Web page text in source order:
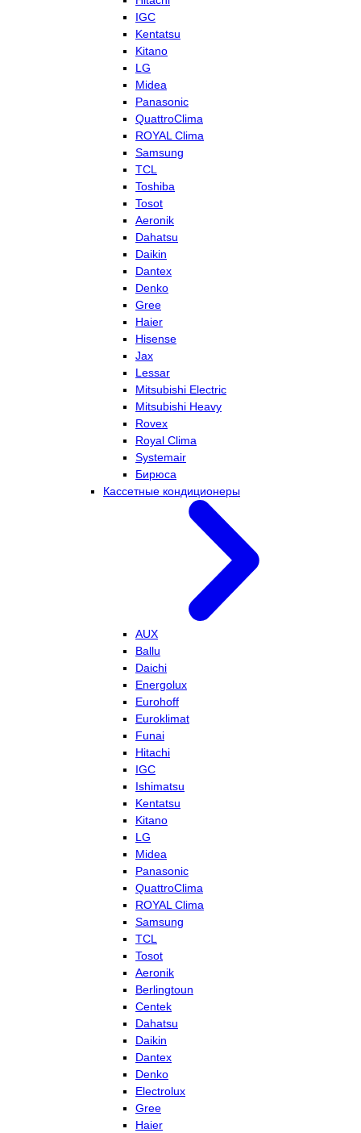
IGC
Kentatsu
Kitano
LG
Midea
Panasonic
QuattroClima
ROYAL Clima
Samsung
TCL
Toshiba
Tosot
Aeronik
Dahatsu
Daikin
Dantex
Denko
Gree
Haier
Hisense
Jax
Lessar
Mitsubishi Electric
Mitsubishi Heavy
Rovex
Royal Clima
Systemair
Бирюса
Кассетные кондиционеры
AUX
Ballu
Daichi
Energolux
Eurohoff
Euroklimat
Funai
Hitachi
IGC
Ishimatsu
Kentatsu
Kitano
LG
Midea
Panasonic
QuattroClima
ROYAL Clima
Samsung
TCL
Tosot
Aeronik
Berlingtoun
Centek
Dahatsu
Daikin
Dantex
Denko
Electrolux
Gree
Haier